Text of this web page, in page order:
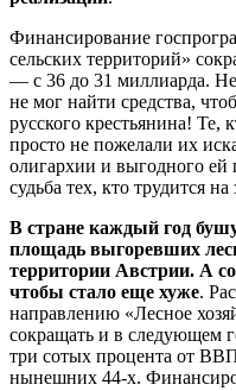
Финансирование
сельских территорий»
— с 36 до 31 миллиарда.
не мог найти средства,
русского крестьянина! Те,
просто не пожелали их
олигархии и выгодного ей
судьба тех, кто трудится на
В стране каждый год
площадь выгоревших
территории Австрии. А
чтобы стало еще хуже.
направлению «Лесное
сокращать и в следующем
три сотых процента от
нынешних 44-х.